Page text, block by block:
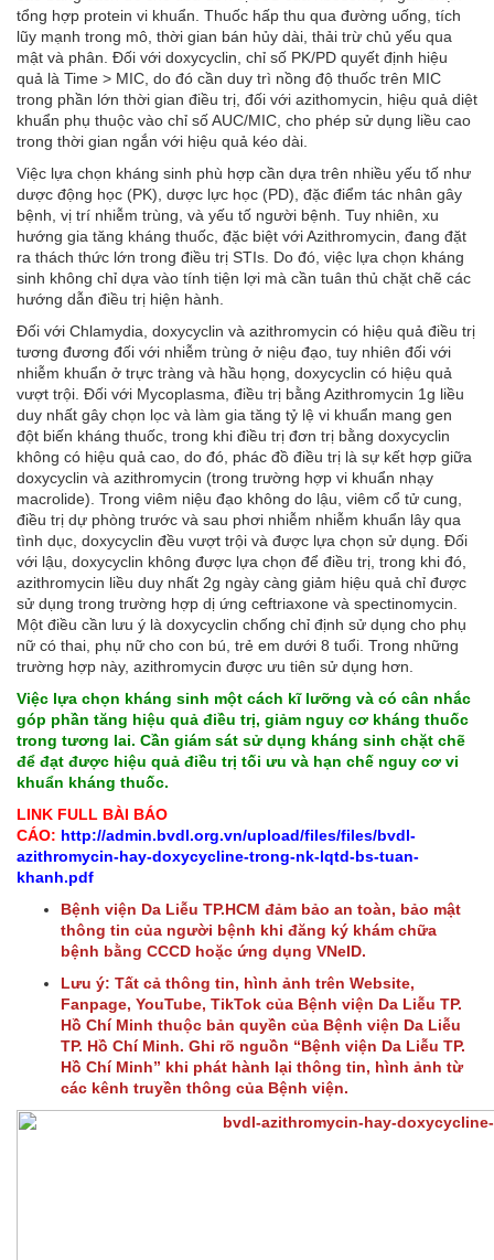
tổng hợp protein vi khuẩn. Thuốc hấp thu qua đường uống, tích
lũy mạnh trong mô, thời gian bán hủy dài, thải trừ chủ yếu qua
mật và phân. Đối với doxycyclin, chỉ số PK/PD quyết định hiệu
quả là Time > MIC, do đó cần duy trì nồng độ thuốc trên MIC
trong phần lớn thời gian điều trị, đối với azithomycin, hiệu quả diệt
khuẩn phụ thuộc vào chỉ số AUC/MIC, cho phép sử dụng liều cao
trong thời gian ngắn với hiệu quả kéo dài.
Việc lựa chọn kháng sinh phù hợp cần dựa trên nhiều yếu tố như
dược động học (PK), dược lực học (PD), đặc điểm tác nhân gây
bệnh, vị trí nhiễm trùng, và yếu tố người bệnh. Tuy nhiên, xu
hướng gia tăng kháng thuốc, đặc biệt với Azithromycin, đang đặt
ra thách thức lớn trong điều trị STIs. Do đó, việc lựa chọn kháng
sinh không chỉ dựa vào tính tiện lợi mà cần tuân thủ chặt chẽ các
hướng dẫn điều trị hiện hành.
Đối với Chlamydia, doxycyclin và azithromycin có hiệu quả điều trị
tương đương đối với nhiễm trùng ở niệu đạo, tuy nhiên đối với
nhiễm khuẩn ở trực tràng và hầu họng, doxycyclin có hiệu quả
vượt trội. Đối với Mycoplasma, điều trị bằng Azithromycin 1g liều
duy nhất gây chọn lọc và làm gia tăng tỷ lệ vi khuẩn mang gen
đột biến kháng thuốc, trong khi điều trị đơn trị bằng doxycyclin
không có hiệu quả cao, do đó, phác đồ điều trị là sự kết hợp giữa
doxycyclin và azithromycin (trong trường hợp vi khuẩn nhạy
macrolide). Trong viêm niệu đạo không do lậu, viêm cổ tử cung,
điều trị dự phòng trước và sau phơi nhiễm nhiễm khuẩn lây qua
tình dục, doxycyclin đều vượt trội và được lựa chọn sử dụng. Đối
với lậu, doxycyclin không được lựa chọn để điều trị, trong khi đó,
azithromycin liều duy nhất 2g ngày càng giảm hiệu quả chỉ được
sử dụng trong trường hợp dị ứng ceftriaxone và spectinomycin.
Một điều cần lưu ý là doxycyclin chống chỉ định sử dụng cho phụ
nữ có thai, phụ nữ cho con bú, trẻ em dưới 8 tuổi. Trong những
trường hợp này, azithromycin được ưu tiên sử dụng hơn.
Việc lựa chọn kháng sinh một cách kĩ lưỡng và có cân nhắc
góp phần tăng hiệu quả điều trị, giảm nguy cơ kháng thuốc
trong tương lai. Cần giám sát sử dụng kháng sinh chặt chẽ
để đạt được hiệu quả điều trị tối ưu và hạn chế nguy cơ vi
khuẩn kháng thuốc.
LINK FULL BÀI BÁO
CÁO: http://admin.bvdl.org.vn/upload/files/files/bvdl-
azithromycin-hay-doxycycline-trong-nk-lqtd-bs-tuan-
khanh.pdf
Bệnh viện Da Liễu TP.HCM đảm bảo an toàn, bảo mật
thông tin của người bệnh khi đăng ký khám chữa
bệnh bằng CCCD hoặc ứng dụng VNeID.
Lưu ý: Tất cả thông tin, hình ảnh trên Website,
Fanpage, YouTube, TikTok của Bệnh viện Da Liễu TP.
Hồ Chí Minh thuộc bản quyền của Bệnh viện Da Liễu
TP. Hồ Chí Minh. Ghi rõ nguồn “Bệnh viện Da Liễu TP.
Hồ Chí Minh” khi phát hành lại thông tin, hình ảnh từ
các kênh truyền thông của Bệnh viện.